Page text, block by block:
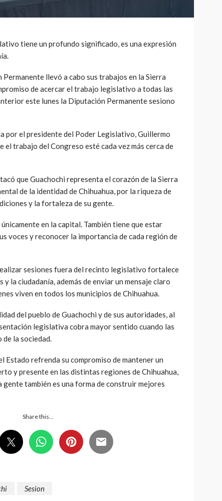
tiene un profundo significado, es una expresión
llevó a cabo sus trabajos en la Sierra
de acercar el trabajo legislativo a todas las
este lunes la Diputación Permanente sesiono
por el presidente del Poder Legislativo, Guillermo
el trabajo del Congreso esté cada vez más cerca de
que Guachochi representa el corazón de la Sierra
de la identidad de Chihuahua, por la riqueza de
y la fortaleza de su gente.
en la capital. También tiene que estar
voces y reconocer la importancia de cada región de
sesiones fuera del recinto legislativo fortalece
la ciudadanía, además de enviar un mensaje claro
viven en todos los municipios de Chihuahua.
del pueblo de Guachochi y de sus autoridades, al
legislativa cobra mayor sentido cuando las
la sociedad.
Estado refrenda su compromiso de mantener un
y presente en las distintas regiones de Chihuahua,
gente también es una forma de construir mejores
Share this…
Sesion